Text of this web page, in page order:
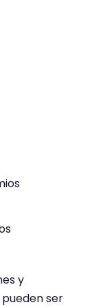
y
ser